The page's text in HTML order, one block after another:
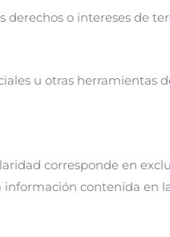
o intereses de
u otras herramientas
corresponde en
contenida en